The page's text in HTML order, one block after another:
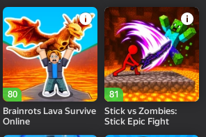
80
Brainrots Lava Survive
Online
81
Stick vs Zombies:
Stick Epic Fight